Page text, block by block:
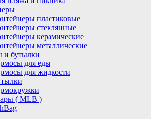
пластиковые
стеклянные
керамические
металлические
и бутылки
для еды
для жидкости
( MLB )